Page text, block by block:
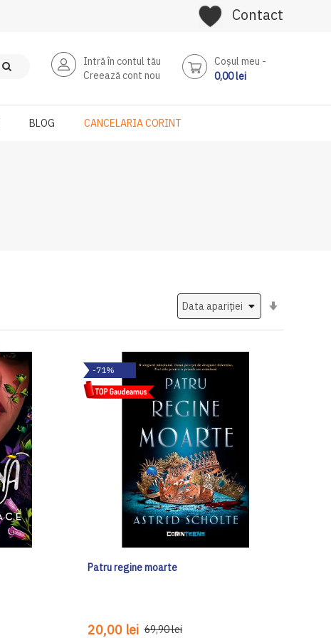
Contact
Intră în contul tău
Creează cont nou
Coşul meu
0,00 lei
BLOG CANCELARIA CORINT
-71%
Patru regine moarte
20,00 lei 69,90 lei